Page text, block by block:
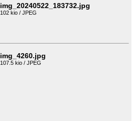
img_20240522_183732.jpg
102 kio / JPEG
img_4260.jpg
107.5 kio / JPEG